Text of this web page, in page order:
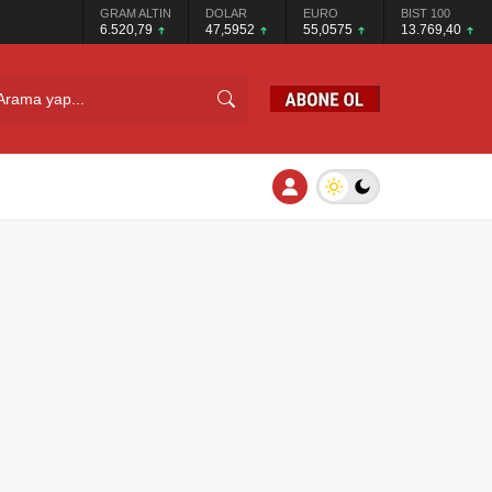
GRAM ALTIN
6.520,79
DOLAR
47,5952
EURO
55,0575
BIST 100
13.769,40